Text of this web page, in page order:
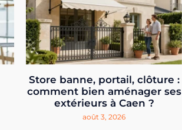
Store banne, portail, clôture :
comment bien aménager ses
extérieurs à Caen ?
août 3, 2026